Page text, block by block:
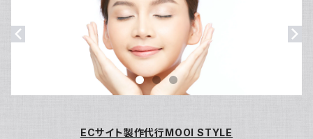
ECサイト製作代行MOOI STYLE